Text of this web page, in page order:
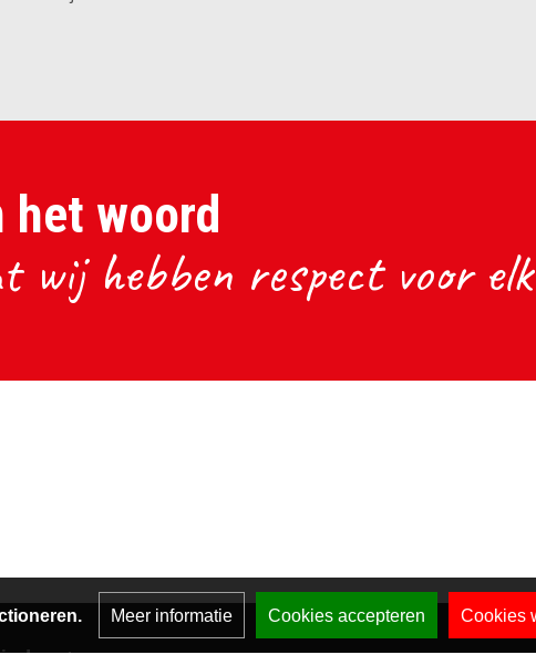
het woord
wij hebben respect voor
Meer informatie Cookies accepteren Cookies